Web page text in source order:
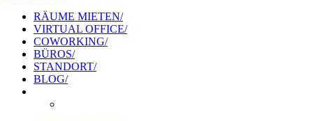
RÄUME MIETEN/
VIRTUAL OFFICE/
COWORKING/
BÜROS/
STANDORT/
BLOG/